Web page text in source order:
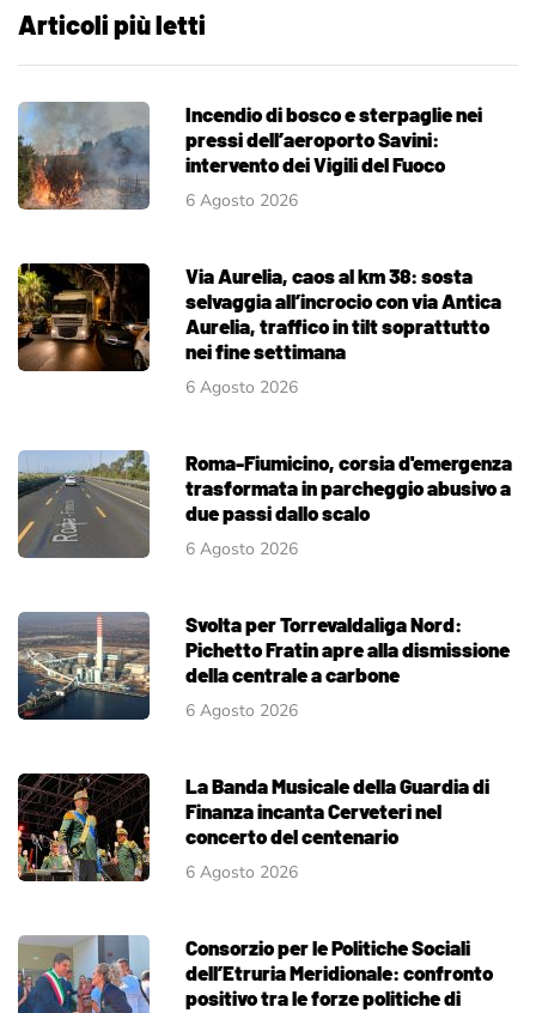
Articoli più letti
Incendio di bosco e sterpaglie nei
pressi dell’aeroporto Savini:
intervento dei Vigili del Fuoco
6 Agosto 2026
Via Aurelia, caos al km 38: sosta
selvaggia all’incrocio con via Antica
Aurelia, traffico in tilt soprattutto
nei fine settimana
6 Agosto 2026
Roma-Fiumicino, corsia d'emergenza
trasformata in parcheggio abusivo a
due passi dallo scalo
6 Agosto 2026
Svolta per Torrevaldaliga Nord:
Pichetto Fratin apre alla dismissione
della centrale a carbone
6 Agosto 2026
La Banda Musicale della Guardia di
Finanza incanta Cerveteri nel
concerto del centenario
6 Agosto 2026
Consorzio per le Politiche Sociali
dell’Etruria Meridionale: confronto
positivo tra le forze politiche di